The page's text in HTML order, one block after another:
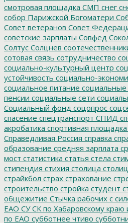
смотровая площадка СМП снег
собор Парижской Богоматери
Совет ветеранов Совет
советские зарплаты Совфед
Солтус Солцнев
сотовая связь сотрудничество
социально-культурный центр
устойчивость социально-
социальное питание
пенсии социальные сети
Социальный фонд соцопрос
спасение спецтранспорт СПИД
акробатика спортивная площадка
Справедливая Россия справка
образование средняя зарплата
мост статистика статья стела
стипендия стихия столица
страйкбол страх страхование
строительство стройка студент
общежитие Стычка рабочих с
ЕАО СУ СК по Хабаровскому краю
по ЕАО субботнее чтиво